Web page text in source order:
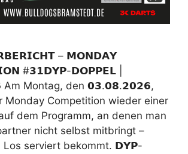
– 𝗠𝗢𝗡𝗗𝗔𝗬
#𝟯𝟭𝗗𝗬𝗣-𝗗𝗢𝗣𝗣𝗘𝗟 |
Montag, den 𝟬𝟯.𝟬𝟴.𝟮𝟬𝟮𝟲,
Monday Competition wieder einer
dem Programm, an denen man
nicht selbst mitbringt –
Los serviert bekommt. 𝗗𝗬𝗣-